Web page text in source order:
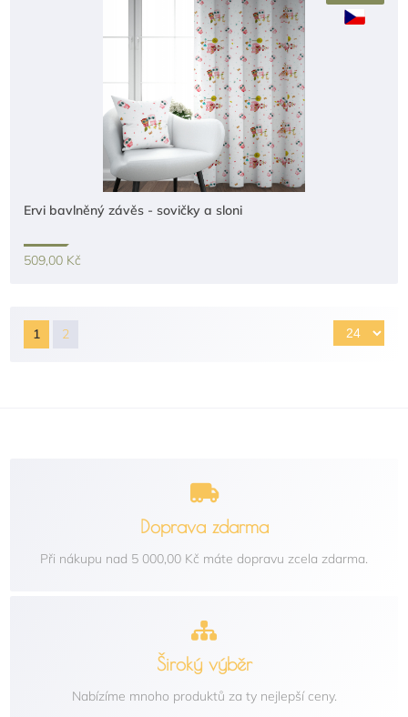
Ervi bavlněný závěs - sovičky a sloni
509,00 Kč
1 2
Doprava zdarma
Při nákupu nad 5 000,00 Kč máte dopravu zcela zdarma.
Široký výběr
Nabízíme mnoho produktů za ty nejlepší ceny.